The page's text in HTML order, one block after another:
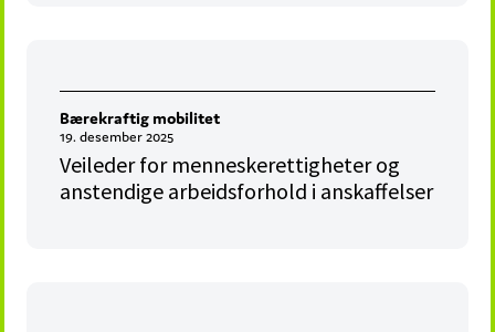
Bærekraftig mobilitet
19. desember 2025
Veileder for menneskerettigheter og
anstendige arbeidsforhold i anskaffelser